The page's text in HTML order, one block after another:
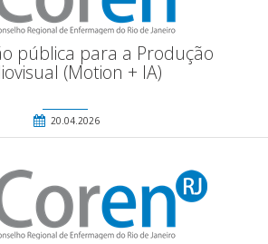
pública para a Produção
(Motion + IA)
20.04.2026